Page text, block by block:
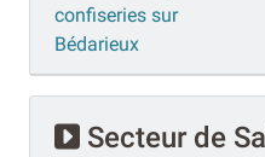
confiseries sur
Bédarieux
Secteur de